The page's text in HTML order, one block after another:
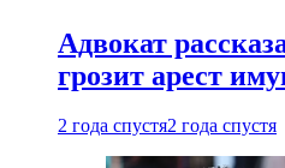
Адвокат
грозит арест
2 года спустя2 года спустя